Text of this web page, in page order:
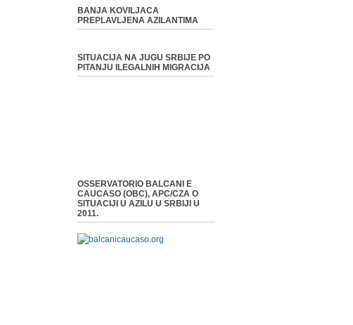
BANJA KOVILJACA
PREPLAVLJENA AZILANTIMA
SITUACIJA NA JUGU SRBIJE PO
PITANJU ILEGALNIH MIGRACIJA
OSSERVATORIO BALCANI E
CAUCASO (OBC), APC/CZA O
SITUACIJI U AZILU U SRBIJI U
2011.